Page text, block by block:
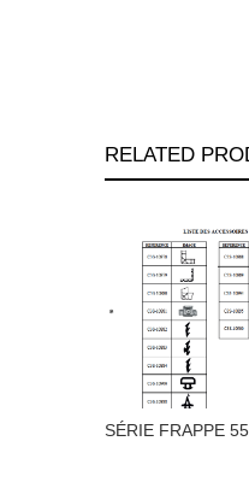
RELATED
SÉRIE FRAPPE